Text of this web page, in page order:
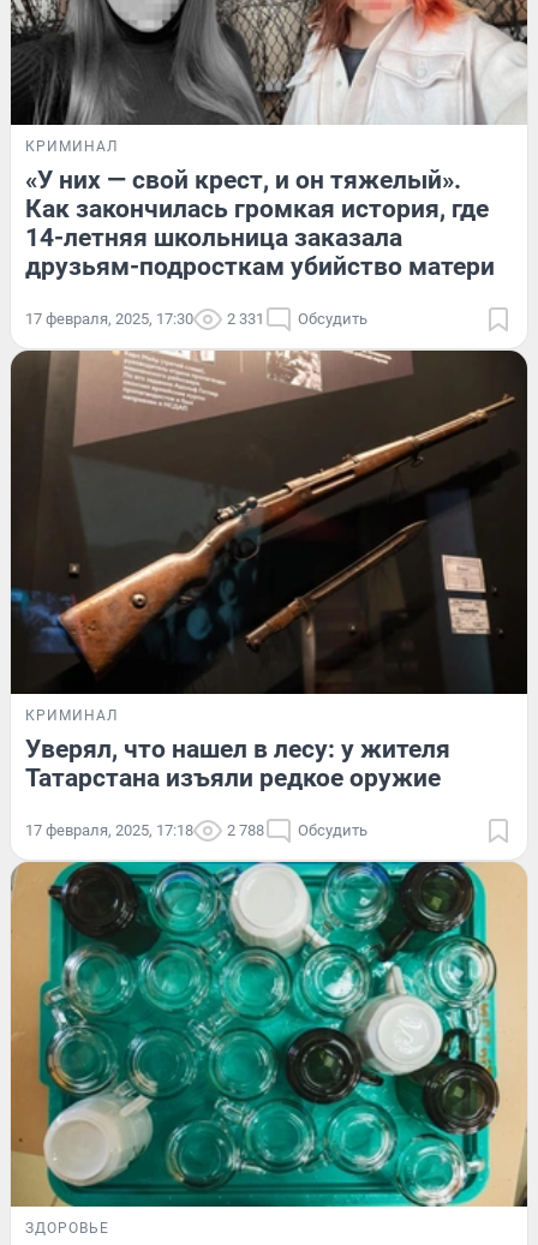
КРИМИНАЛ
«У них — свой крест, и он тяжелый».
Как закончилась громкая история, где
14-летняя школьница заказала
друзьям-подросткам убийство матери
17 февраля, 2025, 17:30 2 331 Обсудить
КРИМИНАЛ
Уверял, что нашел в лесу: у жителя
Татарстана изъяли редкое оружие
17 февраля, 2025, 17:18 2 788 Обсудить
ЗДОРОВЬЕ